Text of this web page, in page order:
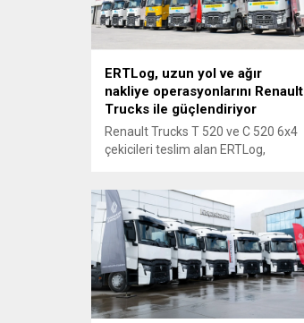
ERTLog, uzun yol ve ağır
nakliye operasyonlarını Renault
Trucks ile güçlendiriyor
Renault Trucks T 520 ve C 520 6x4
çekicileri teslim alan ERTLog,